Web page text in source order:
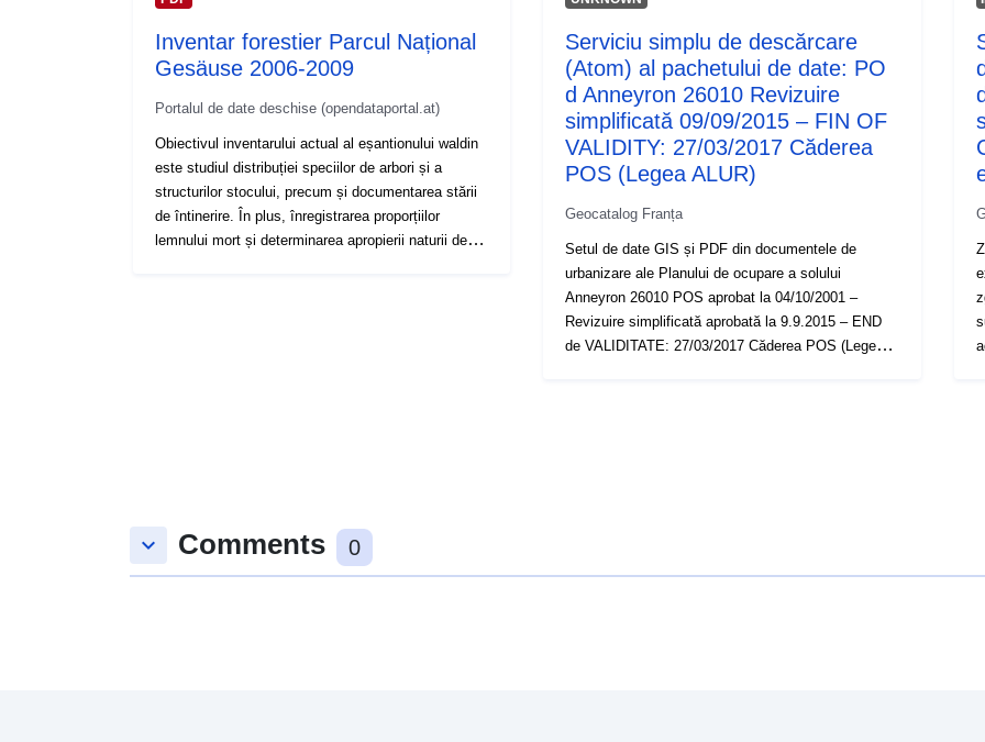
Inventar forestier Parcul Național
Gesäuse 2006-2009
Portalul de date deschise (opendataportal.at)
Obiectivul inventarului actual al eșantionului waldin
este studiul distribuției speciilor de arbori și a
structurilor stocului, precum și documentarea stării
de întinerire. În plus, înregistrarea proporțiilor
lemnului mort și determinarea apropierii naturii de
Serviciu simplu de descărcare
(Atom) al pachetului de date: PO
d Anneyron 26010 Revizuire
simplificată 09/09/2015 – FIN OF
VALIDITY: 27/03/2017 Căderea
POS (Legea ALUR)
Geocatalog Franța
Setul de date GIS și PDF din documentele de
urbanizare ale Planului de ocupare a solului
Anneyron 26010 POS aprobat la 04/10/2001 –
Revizuire simplificată aprobată la 9.9.2015 – END
de VALIDITATE: 27/03/2017 Căderea POS (Legea
keyboard_arrow_down Comments 0